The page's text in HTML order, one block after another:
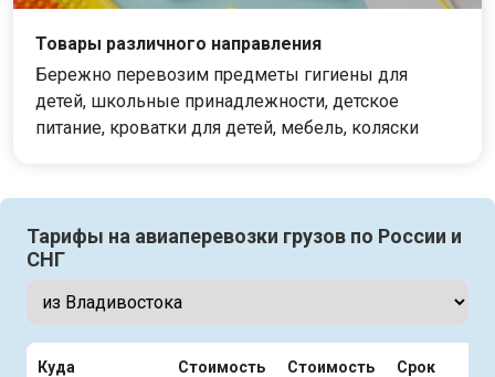
Товары различного направления
Бережно перевозим предметы гигиены для
детей, школьные принадлежности, детское
питание, кроватки для детей, мебель, коляски
Тарифы на авиаперевозки грузов по России и
СНГ
Куда Стоимость
Стоимость
Срок